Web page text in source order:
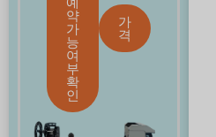
약
가
능
여
부
확
인
가
격